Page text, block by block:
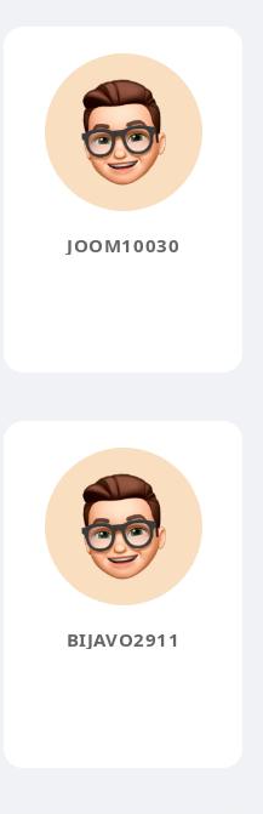
JOOM10030
BIJAVO2911